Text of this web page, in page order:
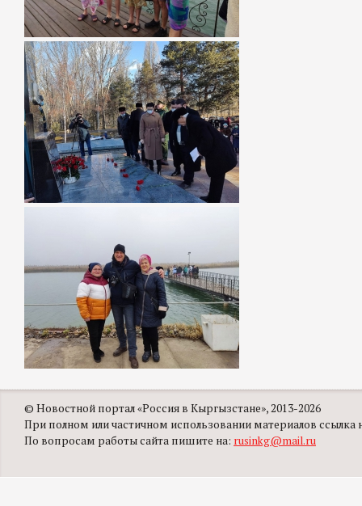
© Новостной портал «Россия в Кыргызстане», 2013-2026
При полном или частичном использовании материалов ссылка
По вопросам работы сайта пишите на: rusinkg@mail.ru